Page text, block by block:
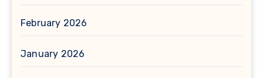
February 2026
January 2026